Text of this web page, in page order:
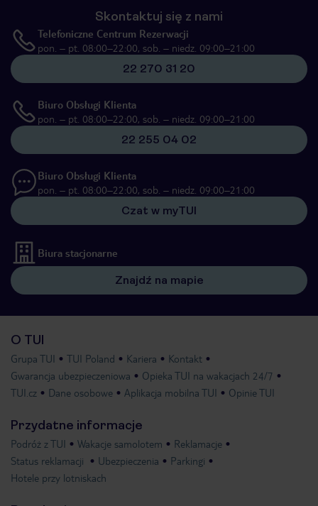
Skontaktuj się z nami
Telefoniczne Centrum Rezerwacji
pon. – pt. 08:00–22:00, sob. – niedz. 09:00–21:00
22 270 31 20
Biuro Obsługi Klienta
pon. – pt. 08:00–22:00, sob. – niedz. 09:00–21:00
22 255 04 02
Biuro Obsługi Klienta
pon. – pt. 08:00–22:00, sob. – niedz. 09:00–21:00
Czat w myTUI
Biura stacjonarne
Znajdź na mapie
O TUI
Grupa TUI TUI Poland Kariera
Kontakt
Gwarancja ubezpieczeniowa
Opieka TUI na wakacjach 24/7
TUI.cz
Dane osobowe Aplikacja mobilna TUI Opinie TUI
Przydatne informacje
Podróż z TUI Wakacje samolotem
Reklamacje
Status reklamacji
Ubezpieczenia
Parkingi
Hotele przy lotniskach